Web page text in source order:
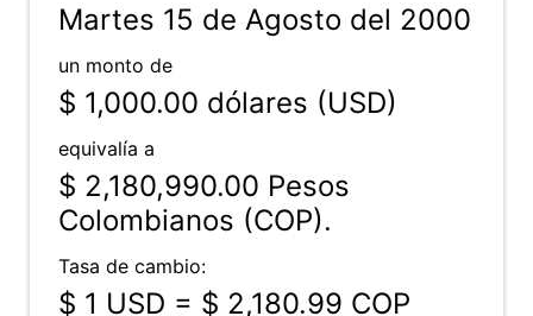
Martes 15 de Agosto del 2000
un monto de
$ 1,000.00 dólares (USD)
equivalía a
$ 2,180,990.00 Pesos
Colombianos (COP).
Tasa de cambio:
$ 1 USD = $ 2,180.99 COP